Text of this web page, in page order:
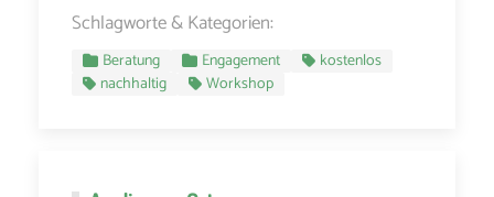
Schlagworte & Kategorien:
Beratung Engagement
kostenlos
nachhaltig
Workshop